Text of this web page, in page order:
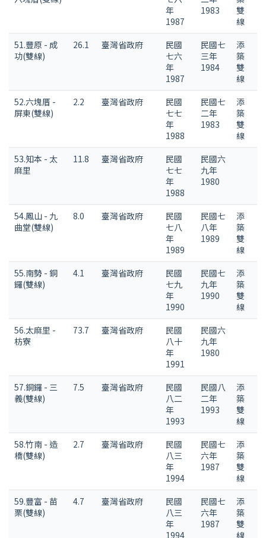
年
1987
1983
雙
線
51.豐原 - 成
功(雙線)
26.1 臺灣省政府
民國
七六
年
1987
民國七
三年
1984
添
築
雙
線
52.六塊厝 -
屏東(雙線)
2.2 臺灣省政府
民國
七七
年
1988
民國七
二年
1983
添
築
雙
線
53.知本 - 太
麻里
11.8 臺灣省政府
民國
七七
年
1988
民國六
九年
1980
54.鳳山 - 九
曲堂(雙線)
8.0 臺灣省政府
民國
七八
年
1989
民國七
八年
1989
添
築
雙
線
55.南勢 - 銅
鑼(雙線)
4.1 臺灣省政府
民國
七九
年
1990
民國七
九年
1990
添
築
雙
線
56.太麻里 -
枋寮
73.7 臺灣省政府
民國
八十
年
1991
民國六
九年
1980
57.銅鑼 - 三
義(雙線)
7.5 臺灣省政府
民國
八二
年
1993
民國八
二年
1993
添
築
雙
線
58.竹南 - 造
橋(雙線)
2.7 臺灣省政府
民國
八三
年
1994
民國七
六年
1987
添
築
雙
線
59.豐富 - 苗
栗(雙線)
4.7 臺灣省政府
民國
八三
年
1994
民國七
六年
1987
添
築
雙
線